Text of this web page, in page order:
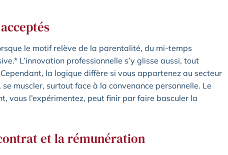
le motif relève de la parentalité, du mi-temps
L’innovation professionnelle s’y glisse aussi, tout
la logique diffère si vous appartenez au secteur
muscler, surtout face à la convenance personnelle. Le
vous l’expérimentez, peut finir par faire basculer la
et la rémunération